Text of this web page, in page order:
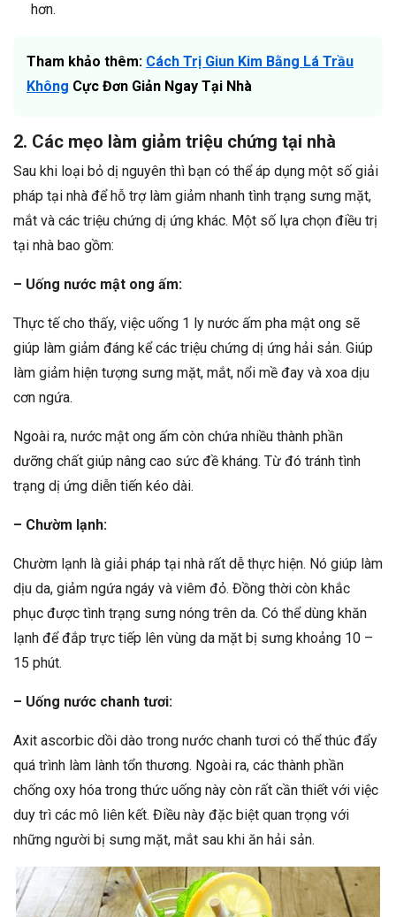
hơn.
Tham khảo thêm: Cách Trị Giun Kim Bằng Lá Trầu
Không Cực Đơn Giản Ngay Tại Nhà
2. Các mẹo làm giảm triệu chứng tại nhà
Sau khi loại bỏ dị nguyên thì bạn có thể áp dụng một số giải
pháp tại nhà để hỗ trợ làm giảm nhanh tình trạng sưng mặt,
mắt và các triệu chứng dị ứng khác. Một số lựa chọn điều trị
tại nhà bao gồm:
– Uống nước mật ong ấm:
Thực tế cho thấy, việc uống 1 ly nước ấm pha mật ong sẽ
giúp làm giảm đáng kể các triệu chứng dị ứng hải sản. Giúp
làm giảm hiện tượng sưng mặt, mắt, nổi mề đay và xoa dịu
cơn ngứa.
Ngoài ra, nước mật ong ấm còn chứa nhiều thành phần
dưỡng chất giúp nâng cao sức đề kháng. Từ đó tránh tình
trạng dị ứng diễn tiến kéo dài.
– Chườm lạnh:
Chườm lạnh là giải pháp tại nhà rất dễ thực hiện. Nó giúp làm
dịu da, giảm ngứa ngáy và viêm đỏ. Đồng thời còn khắc
phục được tình trạng sưng nóng trên da. Có thể dùng khăn
lạnh để đắp trực tiếp lên vùng da mặt bị sưng khoảng 10 –
15 phút.
– Uống nước chanh tươi:
Axit ascorbic dồi dào trong nước chanh tươi có thể thúc đẩy
quá trình làm lành tổn thương. Ngoài ra, các thành phần
chống oxy hóa trong thức uống này còn rất cần thiết với việc
duy trì các mô liên kết. Điều này đặc biệt quan trọng với
những người bị sưng mặt, mắt sau khi ăn hải sản.